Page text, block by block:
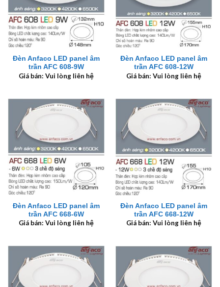
Đèn Anfaco LED panel âm
trần AFC 608-9W
Giá bán: Vui lòng liên hệ
Đèn Anfaco LED panel âm
trần AFC 608-12W
Giá bán: Vui lòng liên hệ
Đèn Anfaco LED panel âm
trần AFC 668-6W
Giá bán: Vui lòng liên hệ
Đèn Anfaco LED panel âm
trần AFC 668-12W
Giá bán: Vui lòng liên hệ